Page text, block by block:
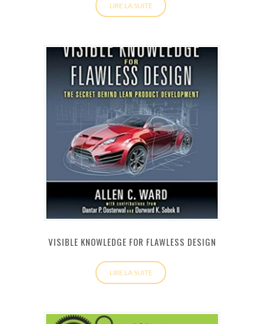
LIRE LA SUITE
VISIBLE KNOWLEDGE FOR FLAWLESS DESIGN
LIRE LA SUITE